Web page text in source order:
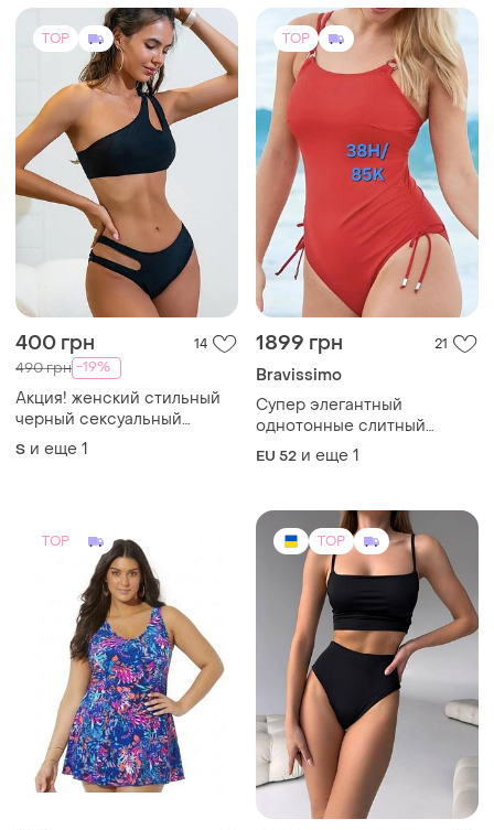
TOP
400 грн 14
490 грн -19%
Акция! женский стильный
черный сексуальный
купальник на одно плечо
раздельный
S и еще 1
TOP
1899 грн 21
Bravissimo
Супер элегантный
однотонные слитный
купальник батал на пышные
груди от bravissimo(новой)
EU 52 и еще 1
TOP TOP